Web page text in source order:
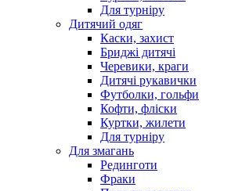
Для турніру
Дитячий одяг
Каски, захист
Бриджі дитячі
Черевики, краги
Дитячі рукавички
Футболки, гольфи
Кофти, фліски
Куртки, жилети
Для турніру
Для змагань
Рединготи
Фраки